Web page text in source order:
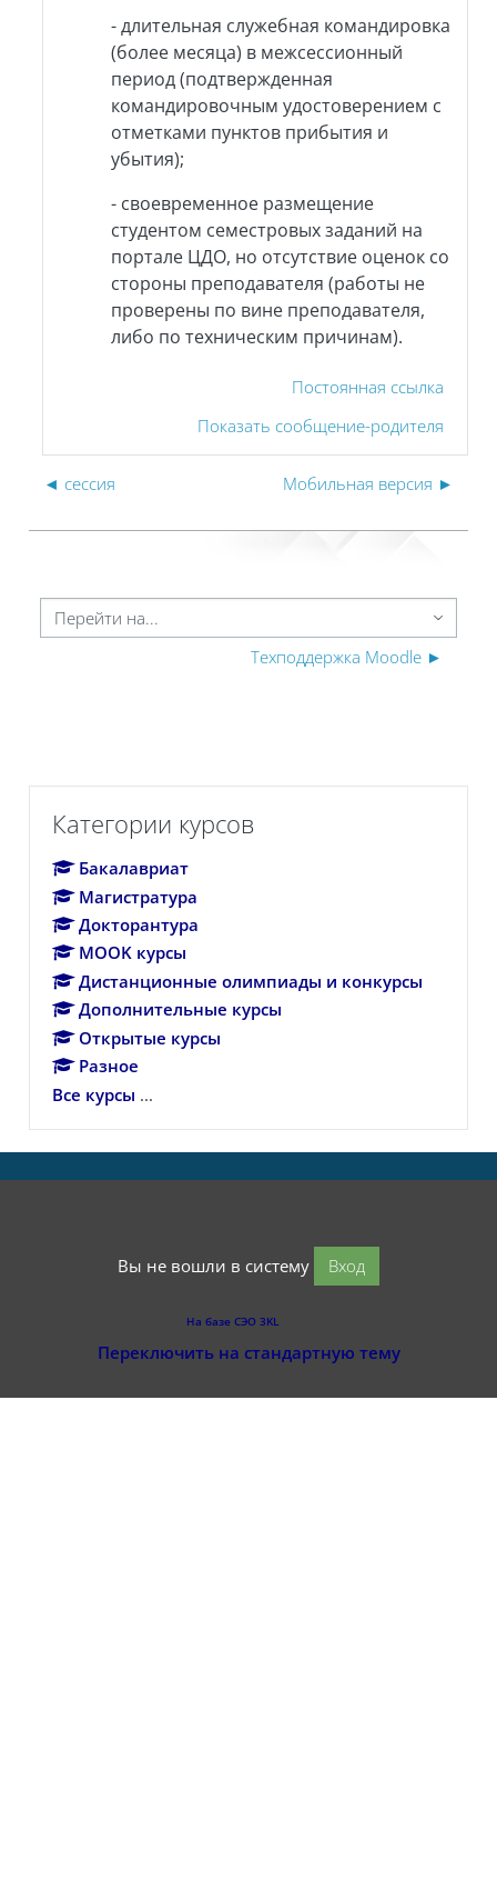
- длительная служебная командировка
(более месяца) в межсессионный
период (подтвержденная
командировочным удостоверением с
отметками пунктов прибытия и
убытия);
- своевременное размещение
студентом семестровых заданий на
портале ЦДО, но отсутствие оценок со
стороны преподавателя (работы не
проверены по вине преподавателя,
либо по техническим причинам).
Постоянная ссылка
Показать сообщение-родителя
◄ сессия Мобильная версия ►
на...
Техподдержка Moodle ►
Категории курсов
Бакалавриат
Магистратура
Докторантура
MOOK курсы
Дистанционные олимпиады и конкурсы
Дополнительные курсы
Открытые курсы
Разное
Все курсы ...
Вы не вошли в систему Вход
На базе СЭО 3KL
Переключить на стандартную тему